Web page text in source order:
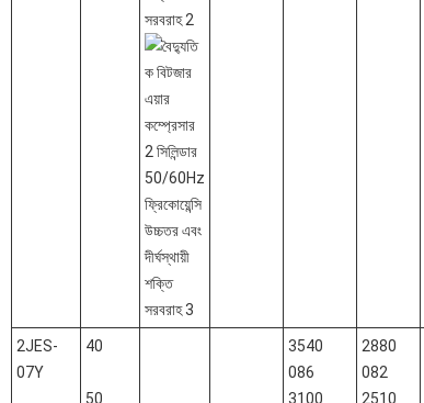
2JES-
07Y
40
50
3540
086
3100
2880
082
2510